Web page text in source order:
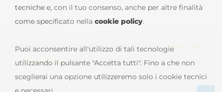
Contattaci
Sedi nel Mondo
Copyright © 2026 - Carpigiani Gelato University - Privacy Policy
Cookie Policy| CARPIGIANI GROUP - Ali Group S.r.l. P.IVA
13239980967
tecniche e, con il tuo consenso, anche per altre finalità
come specificato nella cookie policy.
Puoi acconsentire all'utilizzo di tali tecnologie
utilizzando il pulsante "Accetta tutti". Fino a che non
sceglierai una opzione utilizzeremo solo i cookie tecnici